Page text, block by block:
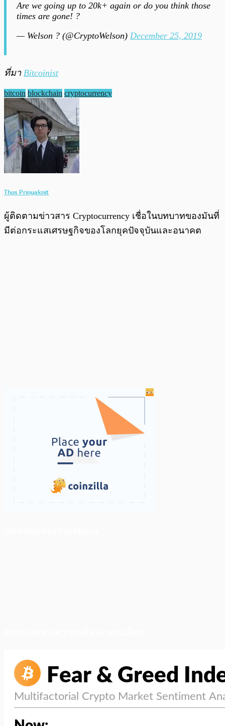
Are we going up to 20k+ again or do you think those
times are gone! ?
— Welson ? (@CryptoWelson) December 25, 2019
ที่มา Bitcoinist
bitcoin blockchain cryptocurrency
Thus Prinyaknit
ผู้ติดตามข่าวสาร Cryptocurrency เชื่อในบทบาทของมันที่
มีต่อกระแสเศรษฐกิจของโลกยุคปัจจุบันและอนาคต